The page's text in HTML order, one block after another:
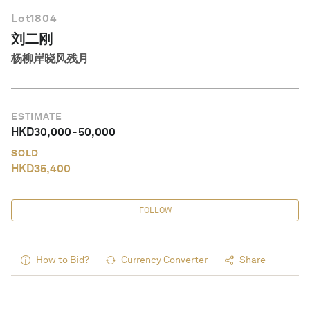
Lot1804
刘二刚
杨柳岸晓风残月
ESTIMATE
HKD30,000-50,000
SOLD
HKD35,400
FOLLOW
How to Bid? Currency Converter Share